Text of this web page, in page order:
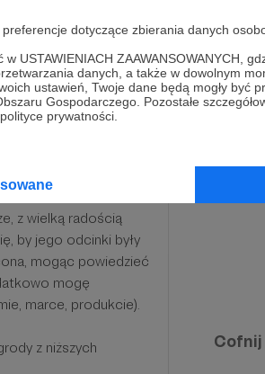
dotyczące zbierania danych
USTAWIENIACH ZAAWANSOWANYCH,
danych, a także w dowolnym
ustawień, Twoje dane będą mogły być
Gospodarczego. Pozostałe
prywatności.
powiedział kiedyś
słucha, należy się
z wielką radością
by jego odcinki były
mogąc powiedzieć
mogę
marce, produkcie).
z niższych
Cofnij